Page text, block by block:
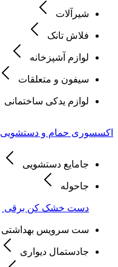
شیرآلات
فلاش تانک
لوازم آشپزخانه
سیفون و متعلقات
لوازم یدکی ساختمانی
اکسسوری حمام و دستشویی
جامایع دستشویی
جاحوله
دست خشک کن برقی
ست سرویس بهداشتی
جادستمال دیواری